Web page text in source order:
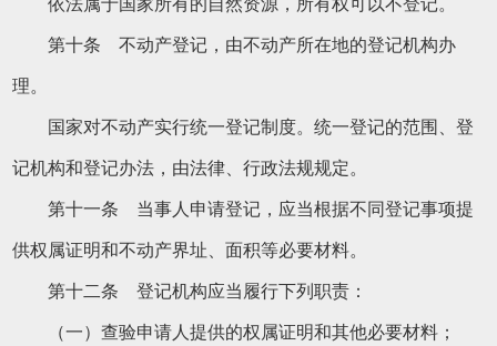
第十条 不动产登记，由不动产所在地的登记机构办
理。
国家对不动产实行统一登记制度。统一登记的范围、登
记机构和登记办法，由法律、行政法规规定。
第十一条 当事人申请登记，应当根据不同登记事项提
供权属证明和不动产界址、面积等必要材料。
第十二条 登记机构应当履行下列职责：
（一）查验申请人提供的权属证明和其他必要材料；